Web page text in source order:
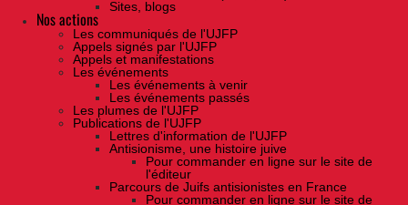
Sites, blogs
Nos actions
Les communiqués de l'UJFP
Appels signés par l'UJFP
Appels et manifestations
Les événements
Les événements à venir
Les événements passés
Les plumes de l'UJFP
Publications de l'UJFP
Lettres d'information de l'UJFP
Antisionisme, une histoire juive
Pour commander en ligne sur le site de
l'éditeur
Parcours de Juifs antisionistes en France
Pour commander en ligne sur le site de